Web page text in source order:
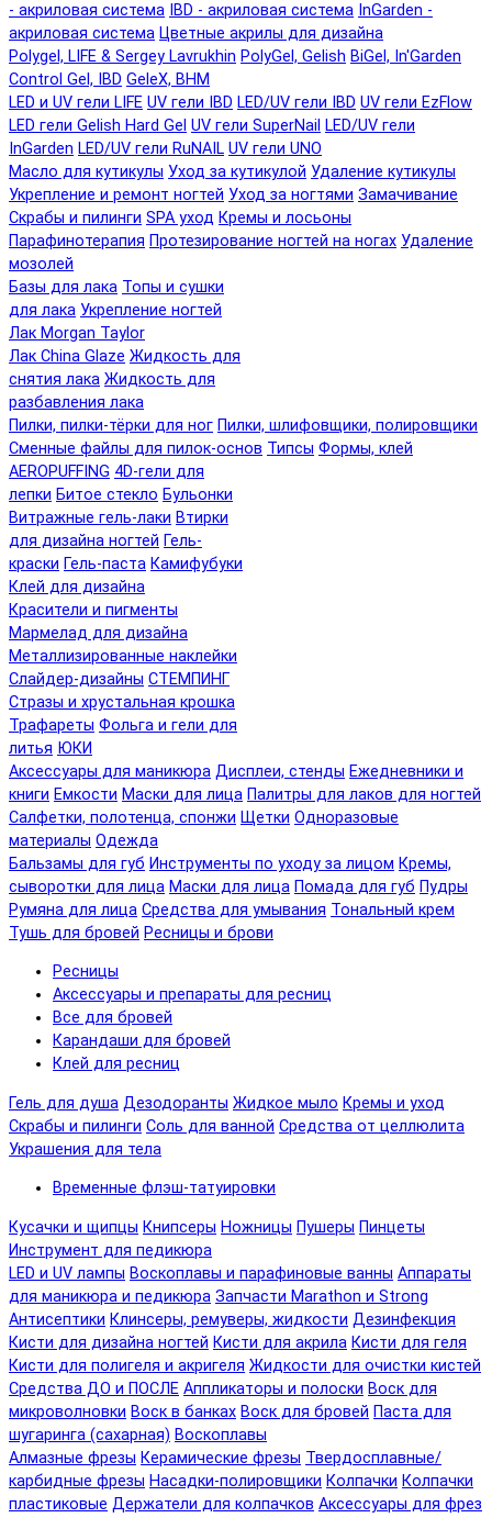
- акриловая система IBD - акриловая система InGarden -
акриловая система Цветные акрилы для дизайна
Polygel, LIFE & Sergey Lavrukhin PolyGel, Gelish BiGel, In'Garden
Control Gel, IBD GeleX, BHM
LED и UV гели LIFE UV гели IBD LED/UV гели IBD UV гели EzFlow
LED гели Gelish Hard Gel UV гели SuperNail LED/UV гели
InGarden LED/UV гели RuNAIL UV гели UNO
Масло для кутикулы Уход за кутикулой Удаление кутикулы
Укрепление и ремонт ногтей Уход за ногтями Замачивание
Скрабы и пилинги SPA уход Кремы и лосьоны
Парафинотерапия Протезирование ногтей на ногах Удаление
мозолей
Базы для лака Топы и сушки
для лака Укрепление ногтей
Лак Morgan Taylor
Лак China Glaze Жидкость для
снятия лака Жидкость для
разбавления лака
Пилки, пилки-тёрки для ног Пилки, шлифовщики, полировщики
Сменные файлы для пилок-основ Типсы Формы, клей
AEROPUFFING 4D-гели для
лепки Битое стекло Бульонки
Витражные гель-лаки Втирки
для дизайна ногтей Гель-
краски Гель-паста Камифубуки
Клей для дизайна
Красители и пигменты
Мармелад для дизайна
Металлизированные наклейки
Слайдер-дизайны СТЕМПИНГ
Стразы и хрустальная крошка
Трафареты Фольга и гели для
литья ЮКИ
Аксессуары для маникюра Дисплеи, стенды Ежедневники и
книги Емкости Маски для лица Палитры для лаков для ногтей
Салфетки, полотенца, спонжи Щетки Одноразовые
материалы Одежда
Бальзамы для губ Инструменты по уходу за лицом Кремы,
сыворотки для лица Маски для лица Помада для губ Пудры
Румяна для лица Средства для умывания Тональный крем
Тушь для бровей Ресницы и брови
Ресницы
Аксессуары и препараты для ресниц
Все для бровей
Карандаши для бровей
Клей для ресниц
Гель для душа Дезодоранты Жидкое мыло Кремы и уход
Скрабы и пилинги Соль для ванной Средства от целлюлита
Украшения для тела
Временные флэш-татуировки
Кусачки и щипцы Книпсеры Ножницы Пушеры Пинцеты
Инструмент для педикюра
LED и UV лампы Воскоплавы и парафиновые ванны Аппараты
для маникюра и педикюра Запчасти Marathon и Strong
Антисептики Клинсеры, ремуверы, жидкости Дезинфекция
Кисти для дизайна ногтей Кисти для акрила Кисти для геля
Кисти для полигеля и акригеля Жидкости для очистки кистей
Средства ДО и ПОСЛЕ Аппликаторы и полоски Воск для
микроволновки Воск в банках Воск для бровей Паста для
шугаринга (сахарная) Воскоплавы
Алмазные фрезы Керамические фрезы Твердосплавные/
карбидные фрезы Насадки-полировщики Колпачки Колпачки
пластиковые Держатели для колпачков Аксессуары для фрез